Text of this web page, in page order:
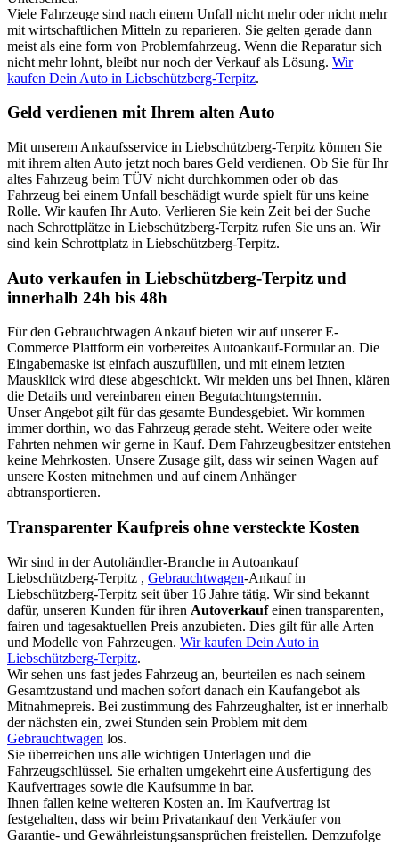
Viele Fahrzeuge sind nach einem Unfall nicht mehr oder nicht mehr
mit wirtschaftlichen Mitteln zu reparieren. Sie gelten gerade dann
meist als eine form von Problemfahrzeug. Wenn die Reparatur sich
nicht mehr lohnt, bleibt nur noch der Verkauf als Lösung. Wir
kaufen Dein Auto in Liebschützberg-Terpitz.
Geld verdienen mit Ihrem alten Auto
Mit unserem Ankaufsservice in Liebschützberg-Terpitz können Sie
mit ihrem alten Auto jetzt noch bares Geld verdienen. Ob Sie für Ihr
altes Fahrzeug beim TÜV nicht durchkommen oder ob das
Fahrzeug bei einem Unfall beschädigt wurde spielt für uns keine
Rolle. Wir kaufen Ihr Auto. Verlieren Sie kein Zeit bei der Suche
nach Schrottplätze in Liebschützberg-Terpitz rufen Sie uns an. Wir
sind kein Schrottplatz in Liebschützberg-Terpitz.
Auto verkaufen in Liebschützberg-Terpitz und
innerhalb 24h bis 48h
Für den Gebrauchtwagen Ankauf bieten wir auf unserer E-
Commerce Plattform ein vorbereites Autoankauf-Formular an. Die
Eingabemaske ist einfach auszufüllen, und mit einem letzten
Mausklick wird diese abgeschickt. Wir melden uns bei Ihnen, klären
die Details und vereinbaren einen Begutachtungstermin.
Unser Angebot gilt für das gesamte Bundesgebiet. Wir kommen
immer dorthin, wo das Fahrzeug gerade steht. Weitere oder weite
Fahrten nehmen wir gerne in Kauf. Dem Fahrzeugbesitzer entstehen
keine Mehrkosten. Unsere Zusage gilt, dass wir seinen Wagen auf
unsere Kosten mitnehmen und auf einem Anhänger
abtransportieren.
Transparenter Kaufpreis ohne versteckte Kosten
Wir sind in der Autohändler-Branche in Autoankauf
Liebschützberg-Terpitz , Gebrauchtwagen-Ankauf in
Liebschützberg-Terpitz seit über 16 Jahre tätig. Wir sind bekannt
dafür, unseren Kunden für ihren Autoverkaufeinen transparenten,
fairen und tagesaktuellen Preis anzubieten. Dies gilt für alle Arten
und Modelle von Fahrzeugen. Wir kaufen Dein Auto in
Liebschützberg-Terpitz.
Wir sehen uns fast jedes Fahrzeug an, beurteilen es nach seinem
Gesamtzustand und machen sofort danach ein Kaufangebot als
Mitnahmepreis. Bei zustimmung des Fahrzeughalter, ist er innerhalb
der nächsten ein, zwei Stunden sein Problem mit dem
Gebrauchtwagen los.
Sie überreichen uns alle wichtigen Unterlagen und die
Fahrzeugschlüssel. Sie erhalten umgekehrt eine Ausfertigung des
Kaufvertrages sowie die Kaufsumme in bar.
Ihnen fallen keine weiteren Kosten an. Im Kaufvertrag ist
festgehalten, dass wir beim Privatankauf den Verkäufer von
Garantie- und Gewährleistungsansprüchen freistellen. Demzufolge